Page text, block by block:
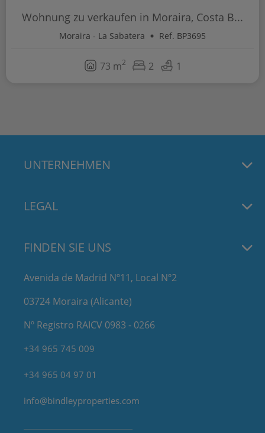
Wohnung zu verkaufen in Moraira, Costa B...
Moraira - La Sabatera Ref. BP3695
73 m2 2 1
UNTERNEHMEN
LEGAL
FINDEN SIE UNS
Avenida de Madrid Nº11, Local Nº2
03724 Moraira (Alicante)
Nº Registro RAICV 0983 - 0266
+34 965 745 009
+34 965 04 97 01
info@bindleyproperties.com